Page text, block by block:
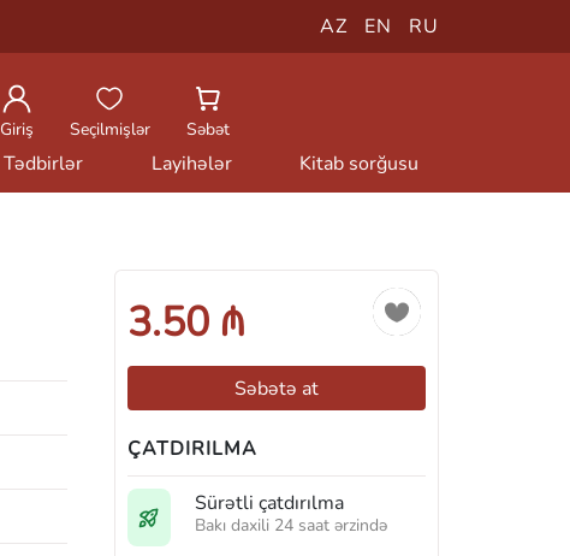
AZ EN RU
Giriş
Seçilmişlər Səbət
Tədbirlər Layihələr Kitab sorğusu
3.50 ₼
Səbətə at
ÇATDIRILMA
Sürətli çatdırılma
Bakı daxili 24 saat ərzində